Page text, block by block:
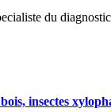
du
insectes